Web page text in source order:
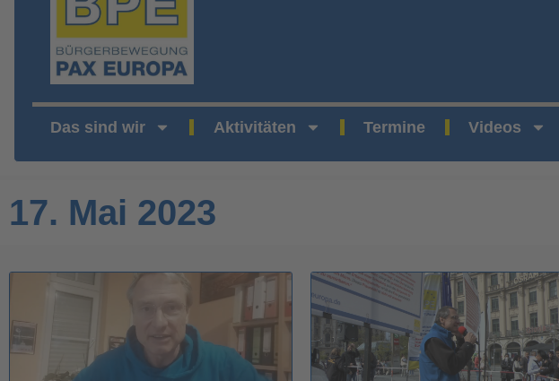
Das sind wir Aktivitäten Termine Videos
17. Mai 2023